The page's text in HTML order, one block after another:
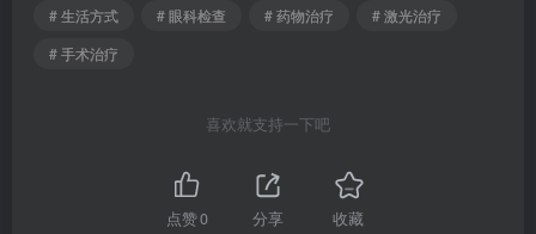
# 生活方式
# 眼科检查 # 药物治疗
# 激光治疗
# 手术治疗
喜欢就支持一下吧
点赞0 分享 收藏